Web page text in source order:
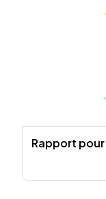
Rapport